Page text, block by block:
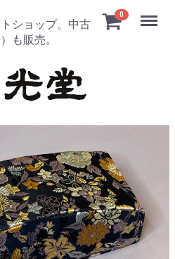
ショップ。中古
も販売。
0 Menu